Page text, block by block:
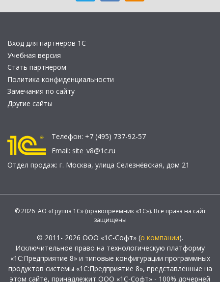
Вход для партнеров 1С
Учебная версия
Стать партнером
Политика конфиденциальности
Замечания по сайту
Другие сайты
Телефон: +7 (495) 737-92-57
Email: site_v8@1c.ru
Отдел продаж: г. Москва, улица Селезнёвская, дом 21
© 2026 АО «Группа 1С» (правопреемник «1С»). Все права на сайт
защищены
© 2011- 2026 ООО «1С-Софт» (о компании).
Исключительное право на технологическую платформу
«1С:Предприятие 8» и типовые конфигурации программных
продуктов системы «1С:Предприятие 8», представленные на
этом сайте, принадлежит ООО «1С-Софт» - 100% дочерней